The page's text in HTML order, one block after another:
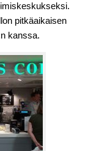
pitkäaikaisen
kanssa.